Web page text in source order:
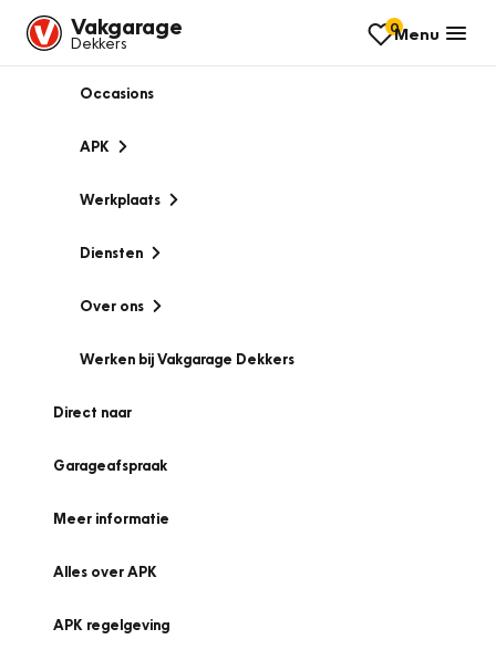
Vakgarage
Dekkers
0Menu
Occasions
APK
Werkplaats
Diensten
Over ons
Werken bij Vakgarage Dekkers
Direct naar
Garageafspraak
Meer informatie
Alles over APK
APK regelgeving